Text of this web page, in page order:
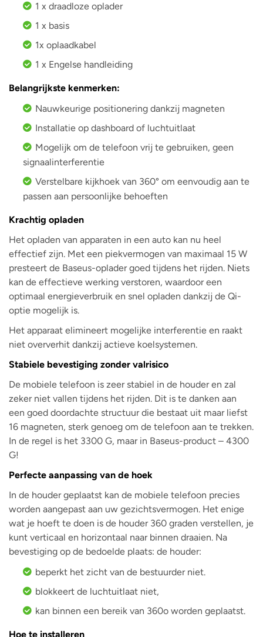
1 x draadloze oplader
1 x basis
1x oplaadkabel
1 x Engelse handleiding
Belangrijkste kenmerken:
Nauwkeurige positionering dankzij magneten
Installatie op dashboard of luchtuitlaat
Mogelijk om de telefoon vrij te gebruiken, geen
signaalinterferentie
Verstelbare kijkhoek van 360° om eenvoudig aan te
passen aan persoonlijke behoeften
Krachtig opladen
Het opladen van apparaten in een auto kan nu heel
effectief zijn. Met een piekvermogen van maximaal 15 W
presteert de Baseus-oplader goed tijdens het rijden. Niets
kan de effectieve werking verstoren, waardoor een
optimaal energieverbruik en snel opladen dankzij de Qi-
optie mogelijk is.
Het apparaat elimineert mogelijke interferentie en raakt
niet oververhit dankzij actieve koelsystemen.
Stabiele bevestiging zonder valrisico
De mobiele telefoon is zeer stabiel in de houder en zal
zeker niet vallen tijdens het rijden. Dit is te danken aan
een goed doordachte structuur die bestaat uit maar liefst
16 magneten, sterk genoeg om de telefoon aan te trekken.
In de regel is het 3300 G, maar in Baseus-product – 4300
G!
Perfecte aanpassing van de hoek
In de houder geplaatst kan de mobiele telefoon precies
worden aangepast aan uw gezichtsvermogen. Het enige
wat je hoeft te doen is de houder 360 graden verstellen, je
kunt verticaal en horizontaal naar binnen draaien. Na
bevestiging op de bedoelde plaats: de houder:
beperkt het zicht van de bestuurder niet.
blokkeert de luchtuitlaat niet,
kan binnen een bereik van 360o worden geplaatst.
Hoe te installeren